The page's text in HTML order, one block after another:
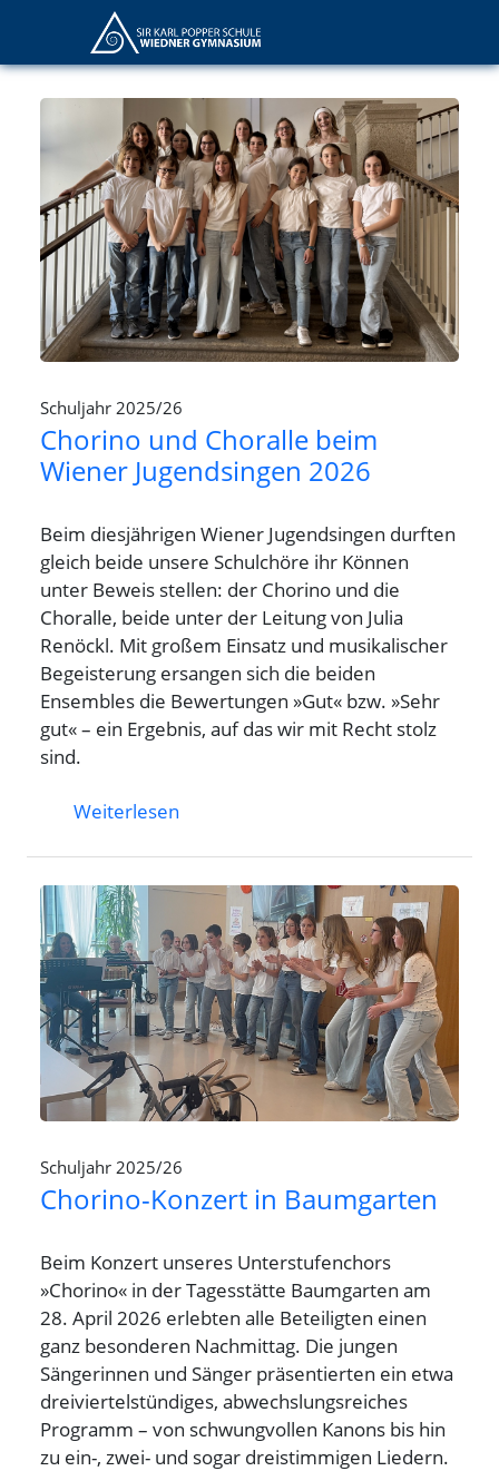
Schuljahr 2025/26
Chorino und Choralle beim
Wiener Jugendsingen 2026
Beim diesjährigen Wiener Jugendsingen durften
gleich beide unsere Schulchöre ihr Können
unter Beweis stellen: der Chorino und die
Choralle, beide unter der Leitung von Julia
Renöckl. Mit großem Einsatz und musikalischer
Begeisterung ersangen sich die beiden
Ensembles die Bewertungen »Gut« bzw. »Sehr
gut« – ein Ergebnis, auf das wir mit Recht stolz
sind.
Weiterlesen
Schuljahr 2025/26
Chorino-Konzert in Baumgarten
Beim Konzert unseres Unterstufenchors
»Chorino« in der Tagesstätte Baumgarten am
28. April 2026 erlebten alle Beteiligten einen
ganz besonderen Nachmittag. Die jungen
Sängerinnen und Sänger präsentierten ein etwa
dreiviertelstündiges, abwechslungsreiches
Programm – von schwungvollen Kanons bis hin
zu ein-, zwei- und sogar dreistimmigen Liedern.